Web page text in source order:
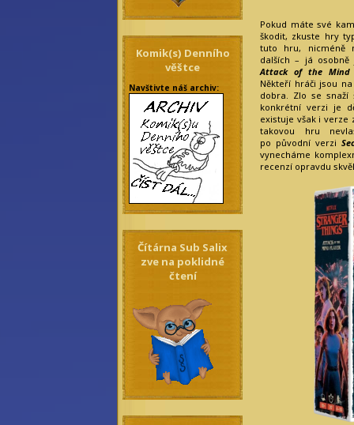
Komik(s) Denního
věštce
Navštivte náš archiv:
Čítárna Sub Salix
zve na poklidné
čtení
Pokud máte své
škodit, zkuste hry
tuto hru, nicméně
dalších – já osobně
Attack of the Mind
Někteří hráči jsou
dobra. Zlo se snaží
konkrétní verzi je
existuje však i verze
takovou hru
po původní verzi
vynecháme
recenzí opravdu